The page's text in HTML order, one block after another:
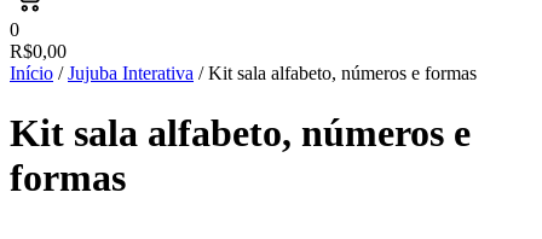
0
R$0,00
Início /Jujuba Interativa / Kit sala alfabeto, números e formas
Kit sala alfabeto, números e
formas